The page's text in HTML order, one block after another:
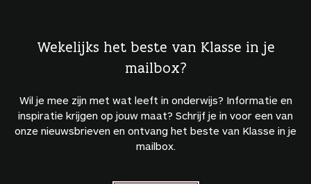
Wekelijks het beste van Klasse in je
mailbox?
Wil je mee zijn met wat leeft in onderwijs? Informatie en
inspiratie krijgen op jouw maat? Schrijf je in voor een van
onze nieuwsbrieven en ontvang het beste van Klasse in je
mailbox.